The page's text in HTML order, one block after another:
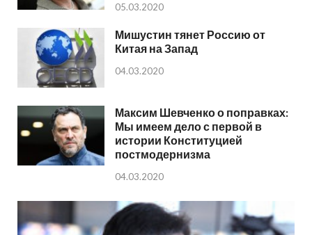
05.03.2020
Мишустин тянет Россию от
Китая на Запад
04.03.2020
Максим Шевченко о поправках:
Мы имеем дело с первой в
истории Конституцией
постмодернизма
04.03.2020